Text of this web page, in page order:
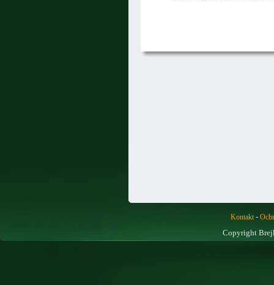
Kontakt-
Copyright